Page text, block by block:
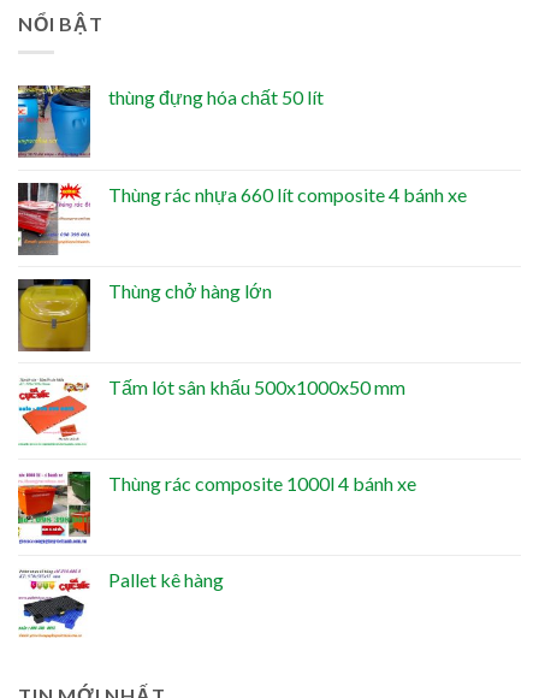
NỔI BẬT
thùng đựng hóa chất 50 lít
Thùng rác nhựa 660 lít composite 4 bánh xe
Thùng chở hàng lớn
Tấm lót sân khấu 500x1000x50 mm
Thùng rác composite 1000l 4 bánh xe
Pallet kê hàng